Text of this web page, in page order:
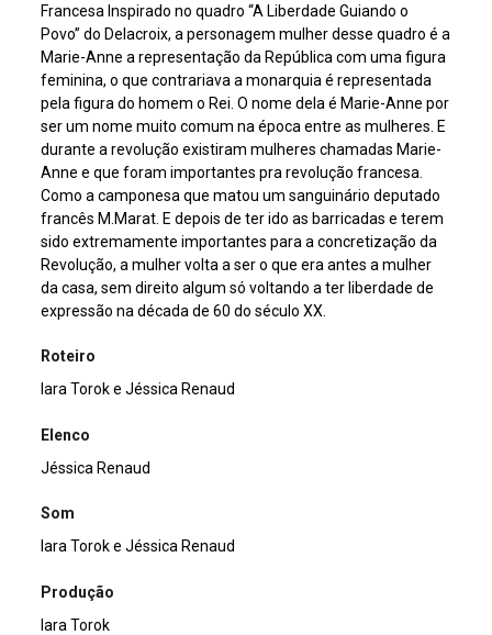
Francesa Inspirado no quadro “A Liberdade Guiando o
Povo” do Delacroix, a personagem mulher desse quadro é a
Marie-Anne a representação da República com uma figura
feminina, o que contrariava a monarquia é representada
pela figura do homem o Rei. O nome dela é Marie-Anne por
ser um nome muito comum na época entre as mulheres. E
durante a revolução existiram mulheres chamadas Marie-
Anne e que foram importantes pra revolução francesa.
Como a camponesa que matou um sanguinário deputado
francês M.Marat. E depois de ter ido as barricadas e terem
sido extremamente importantes para a concretização da
Revolução, a mulher volta a ser o que era antes a mulher
da casa, sem direito algum só voltando a ter liberdade de
expressão na década de 60 do século XX.
Roteiro
Iara Torok e Jéssica Renaud
Elenco
Jéssica Renaud
Som
Iara Torok e Jéssica Renaud
Produção
Iara Torok